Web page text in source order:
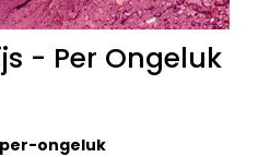
- Per Ongeluk
ongeluk